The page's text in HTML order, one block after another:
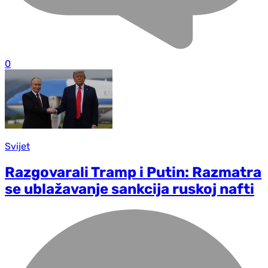
0
Svijet
Razgovarali Tramp i Putin: Razmatra
se ublažavanje sankcija ruskoj nafti